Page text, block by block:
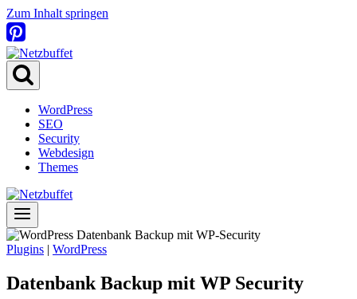
Zum Inhalt springen
WordPress
SEO
Security
Webdesign
Themes
Plugins | WordPress
Datenbank Backup mit WP Security